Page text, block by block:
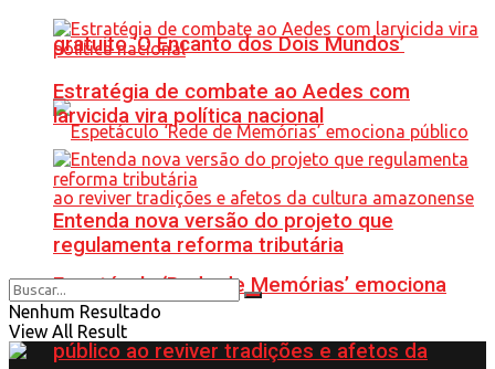
gratuito ‘O Encanto dos Dois Mundos’
Espetáculo ‘Rede de Memórias’ emociona
público ao reviver tradições e afetos da
Estratégia de combate ao Aedes com
larvicida vira política nacional
Entenda nova versão do projeto que
regulamenta reforma tributária
Nenhum Resultado
View All Result